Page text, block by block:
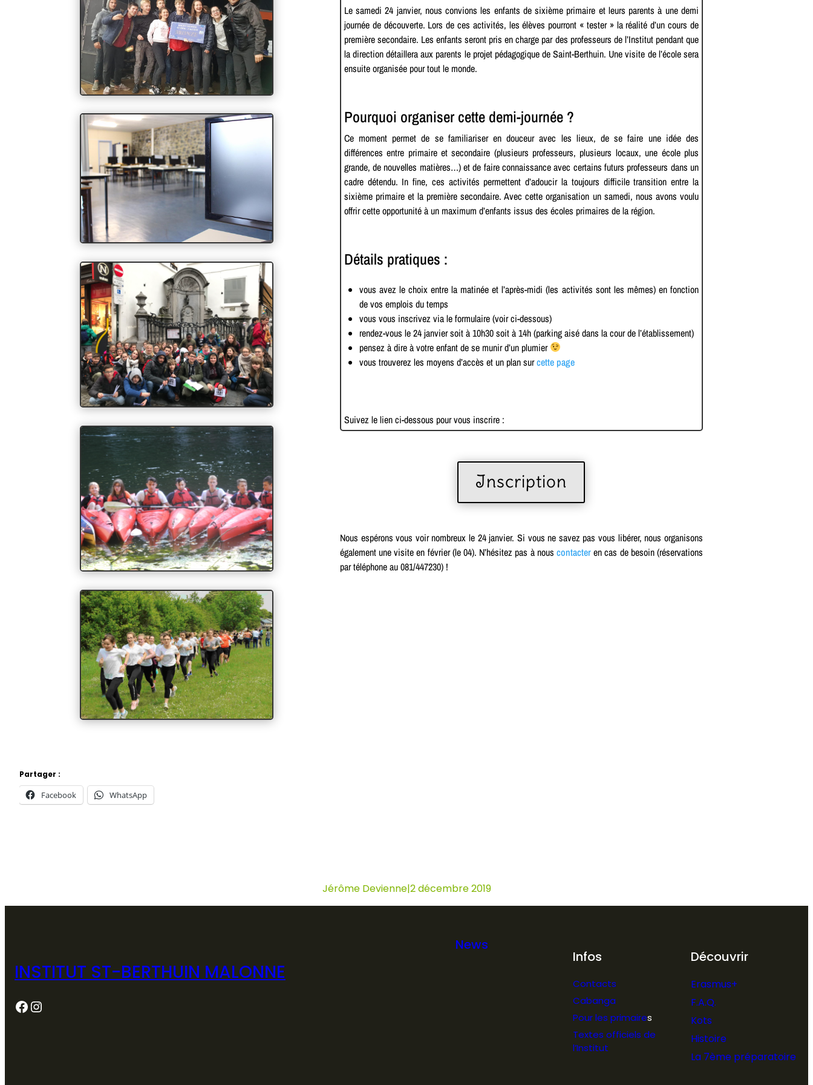
Le samedi 24 janvier, nous convions les enfants de sixième primaire et leurs parents à une demi
journée de découverte. Lors de ces activités, les élèves pourront « tester » la réalité d’un cours de
première secondaire. Les enfants seront pris en charge par des professeurs de l’Institut pendant que
la direction détaillera aux parents le projet pédagogique de Saint-Berthuin. Une visite de l’école sera
ensuite organisée pour tout le monde.
Pourquoi organiser cette demi-journée ?
Ce moment permet de se familiariser en douceur avec les lieux, de se faire une idée des
différences entre primaire et secondaire (plusieurs professeurs, plusieurs locaux, une école plus
grande, de nouvelles matières…) et de faire connaissance avec certains futurs professeurs dans un
cadre détendu. In fine, ces activités permettent d’adoucir la toujours difficile transition entre la
sixième primaire et la première secondaire. Avec cette organisation un samedi, nous avons voulu
offrir cette opportunité à un maximum d’enfants issus des écoles primaires de la région.
Détails pratiques :
vous avez le choix entre la matinée et l’après-midi (les activités sont les mêmes) en fonction
de vos emplois du temps
vous vous inscrivez via le formulaire (voir ci-dessous)
rendez-vous le 24 janvier soit à 10h30 soit à 14h (parking aisé dans la cour de l’établissement)
pensez à dire à votre enfant de se munir d’un plumier
vous trouverez les moyens d’accès et un plan surcette page
Suivez le lien ci-dessous pour vous inscrire :
Inscription
Nous espérons vous voir nombreux le 24 janvier. Si vous ne savez pas vous libérer, nous organisons
également une visite en février (le 04). N’hésitez pas à nous contacteren cas de besoin (réservations
par téléphone au 081/447230) !
Partager :
Facebook WhatsApp
Jérôme Devienne|2 décembre 2019
INSTITUT ST-BERTHUIN MALONNE
Facebook Instagram
News
Infos
Contacts
Cabanga
Pour les primaires
Textes officiels de
l’Institut
Découvrir
Erasmus+
F.A.Q.
Kots
Histoire
La 7ème préparatoire